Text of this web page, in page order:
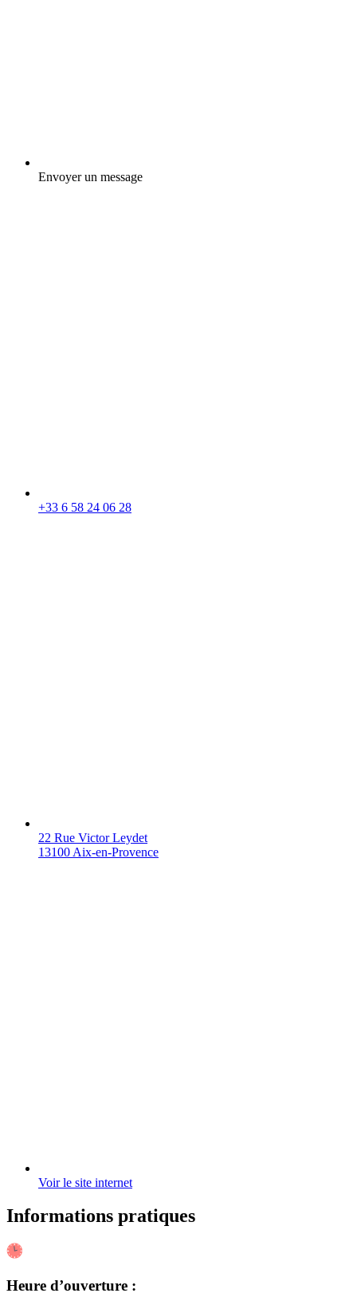
Envoyer un message
+33 6 58 24 06 28
22 Rue Victor Leydet
13100 Aix-en-Provence
Voir le site internet
Informations pratiques
Heure d’ouverture :